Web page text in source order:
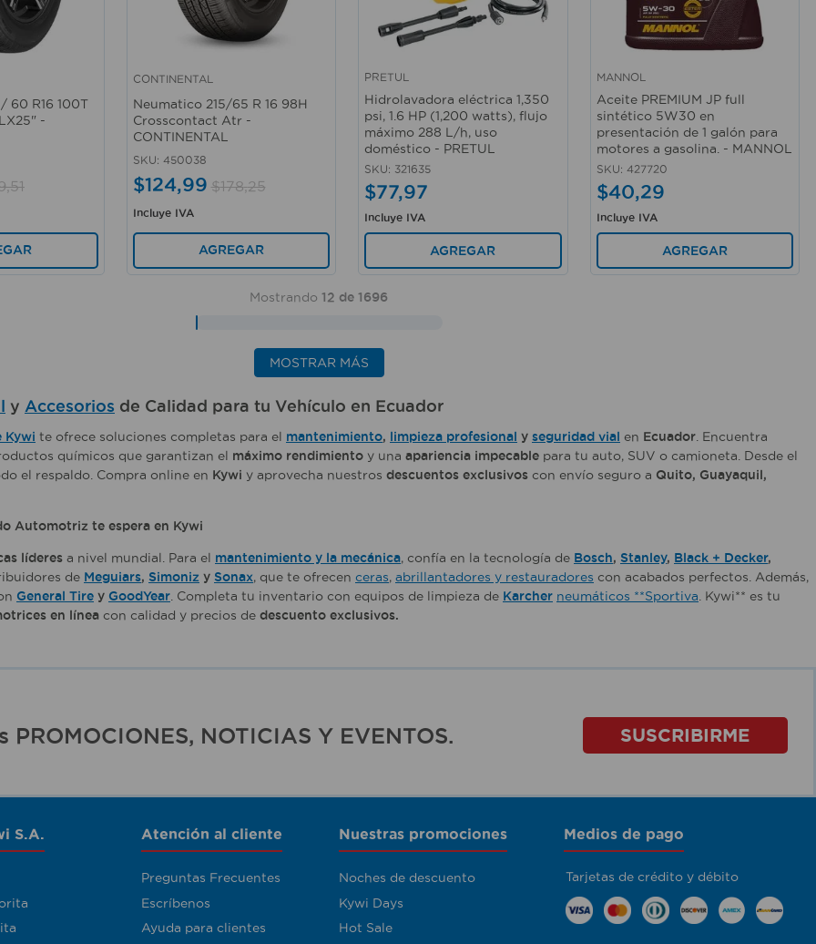
60 R16 100T
-
,51
CONTINENTAL
Neumatico 215/65 R 16 98H
Crosscontact Atr -
CONTINENTAL
SKU: 450038
$124,99 $178,25
Incluye IVA
AGREGAR
PRETUL
Hidrolavadora eléctrica 1,350
psi, 1.6 HP (1,200 watts), flujo
máximo 288 L/h, uso
doméstico - PRETUL
SKU: 321635
$77,97
Incluye IVA
AGREGAR
MANNOL
Aceite PREMIUM JP full
sintético 5W30 en
presentación de 1 galón para
motores a gasolina. - MANNOL
SKU: 427720
$40,29
Incluye IVA
AGREGAR
Mostrando 12 de 1696
MOSTRAR MÁS
y Accesorios de Calidad para tu Vehículo en Ecuador
Kywi te ofrece soluciones completas para el mantenimiento, limpieza profesional y seguridad vial en Ecuador . Encuentra
químicos que garantizan el máximo rendimiento y una apariencia impecable para tu auto, SUV o camioneta. Desde el
el respaldo. Compra online en Kywi y aprovecha nuestros descuentos exclusivos con envío seguro a Quito, Guayaquil,
Automotriz te espera en Kywi
líderes a nivel mundial. Para el mantenimiento y la mecánica, confía en la tecnología de Bosch, Stanley, Black + Decker,
de Meguiars, Simoniz y Sonax, que te ofrecen ceras, abrillantadores y restauradores con acabados perfectos. Además,
General Tire y GoodYear . Completa tu inventario con equipos de limpieza de Karcher neumáticos **Sportiva . Kywi** es tu
en línea con calidad y precios de descuento exclusivos.
NOTICIAS Y EVENTOS. SUSCRIBIRME
S.A. Atención al cliente
Preguntas Frecuentes
Escríbenos
Ayuda para clientes
Nuestras promociones
Noches de descuento
Kywi Days
Hot Sale
Medios de pago
Tarjetas de crédito y débito